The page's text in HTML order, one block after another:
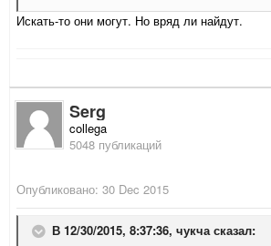
Искать-то они могут. Но вряд ли найдут.
Serg
collega
5048 публикаций
Опубликовано: 30 Dec 2015
В 12/30/2015, 8:37:36, чукчасказал: